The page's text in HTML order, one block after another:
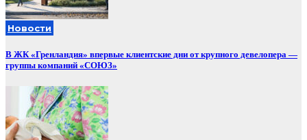
Новости
В ЖК «Гренландия» впервые клиентские дни от крупного девелопера —
группы компаний «СОЮЗ»